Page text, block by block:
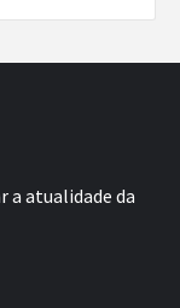
atualidade da